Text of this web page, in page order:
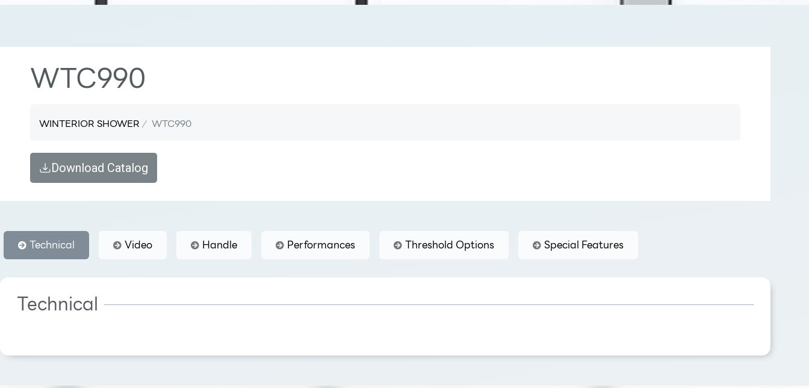
WTC990
WINTERIOR SHOWER WTC990
Download Catalog
Technical Video Handle Performances Threshold Options Special Features
Technical